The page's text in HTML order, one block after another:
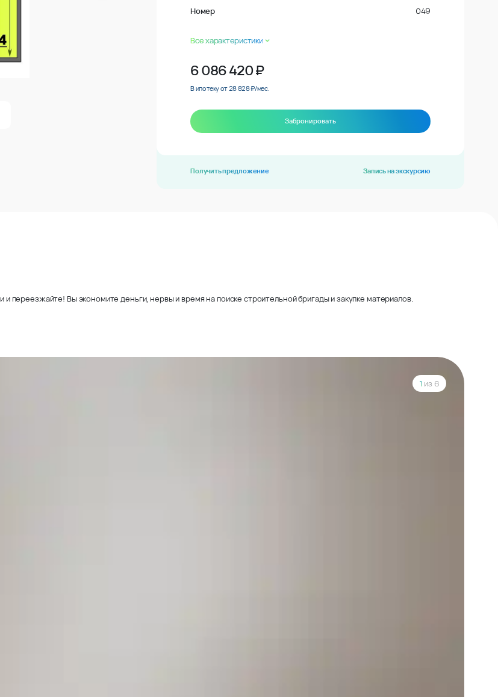
Номер 049
Все характеристики
6 086 420₽
В ипотеку от 28 828 ₽/мес.
Забронировать
Получить предложение Запись на экскурсию
переезжайте! Вы экономите деньги, нервы и время на поиске строительной бригады и закупке материалов.
1 из 6